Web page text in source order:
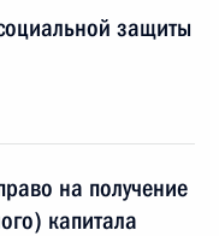
защиты
на получение
капитала